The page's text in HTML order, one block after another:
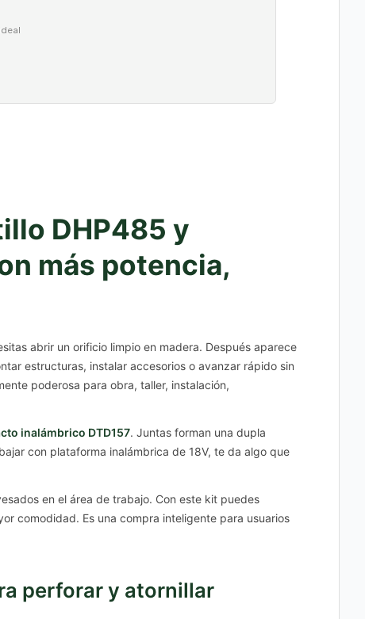
DHP485 y
más potencia,
abrir un orificio limpio en madera. Después aparece
estructuras, instalar accesorios o avanzar rápido sin
poderosa para obra, taller, instalación,
inalámbrico DTD157. Juntas forman una dupla
con plataforma inalámbrica de 18V, te da algo que
en el área de trabajo. Con este kit puedes
comodidad. Es una compra inteligente para usuarios
perforar y atornillar